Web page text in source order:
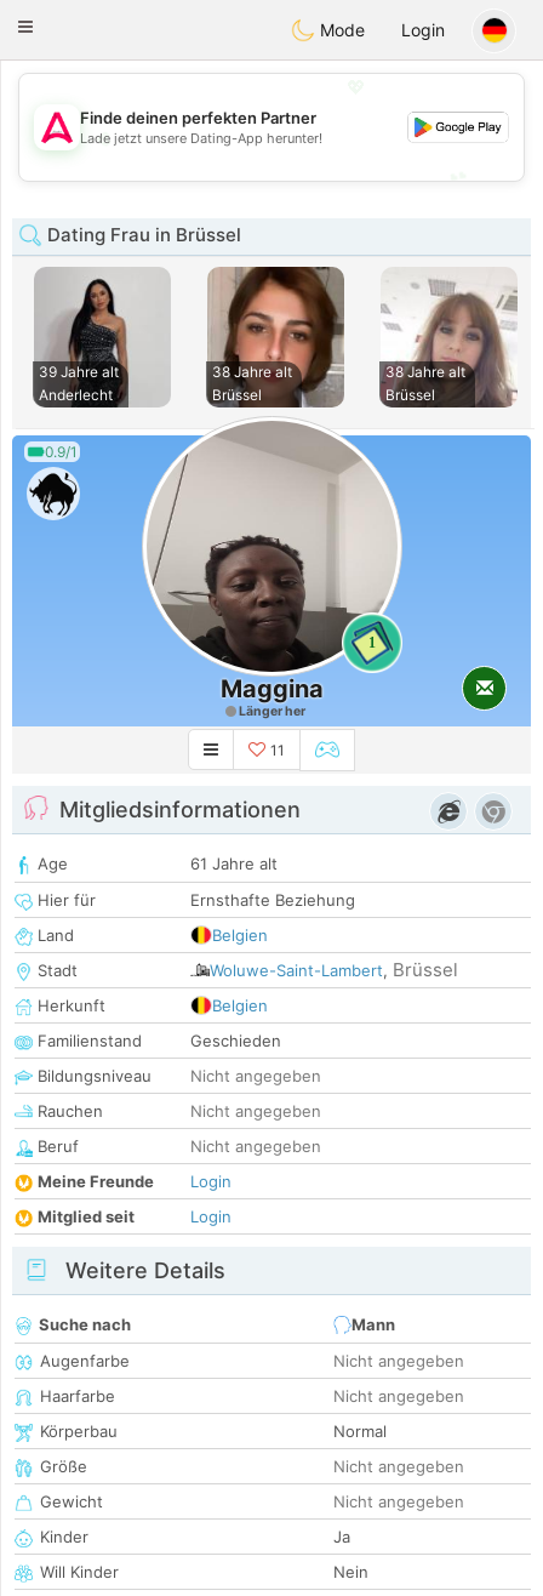
Tantôt
Toggle
Mode Login
💖
💕
Finde deinen perfekten Partner
Lade jetzt unsere Dating-App herunter!
Dating Frau in Brüssel
39 Jahre alt
Anderlecht
38 Jahre alt
Brüssel
38 Jahre alt
Brüssel
0.9/1
1
Maggina
Länger her
11
Mitgliedsinformationen
Age
61 Jahre alt
Hier für
Ernsthafte Beziehung
Land
Belgien
Stadt
Woluwe-Saint-Lambert, Brüssel
Herkunft
Belgien
Familienstand
Geschieden
Bildungsniveau
Nicht angegeben
Rauchen
Nicht angegeben
Beruf
Nicht angegeben
Meine Freunde
Login
Mitglied seit
Login
Weitere Details
Suche nach
Mann
Augenfarbe
Nicht angegeben
Haarfarbe
Nicht angegeben
Körperbau
Normal
Größe
Nicht angegeben
Gewicht
Nicht angegeben
Kinder
Ja
Will Kinder
Nein